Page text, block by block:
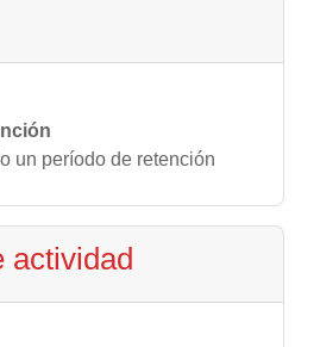
un período de retención
actividad